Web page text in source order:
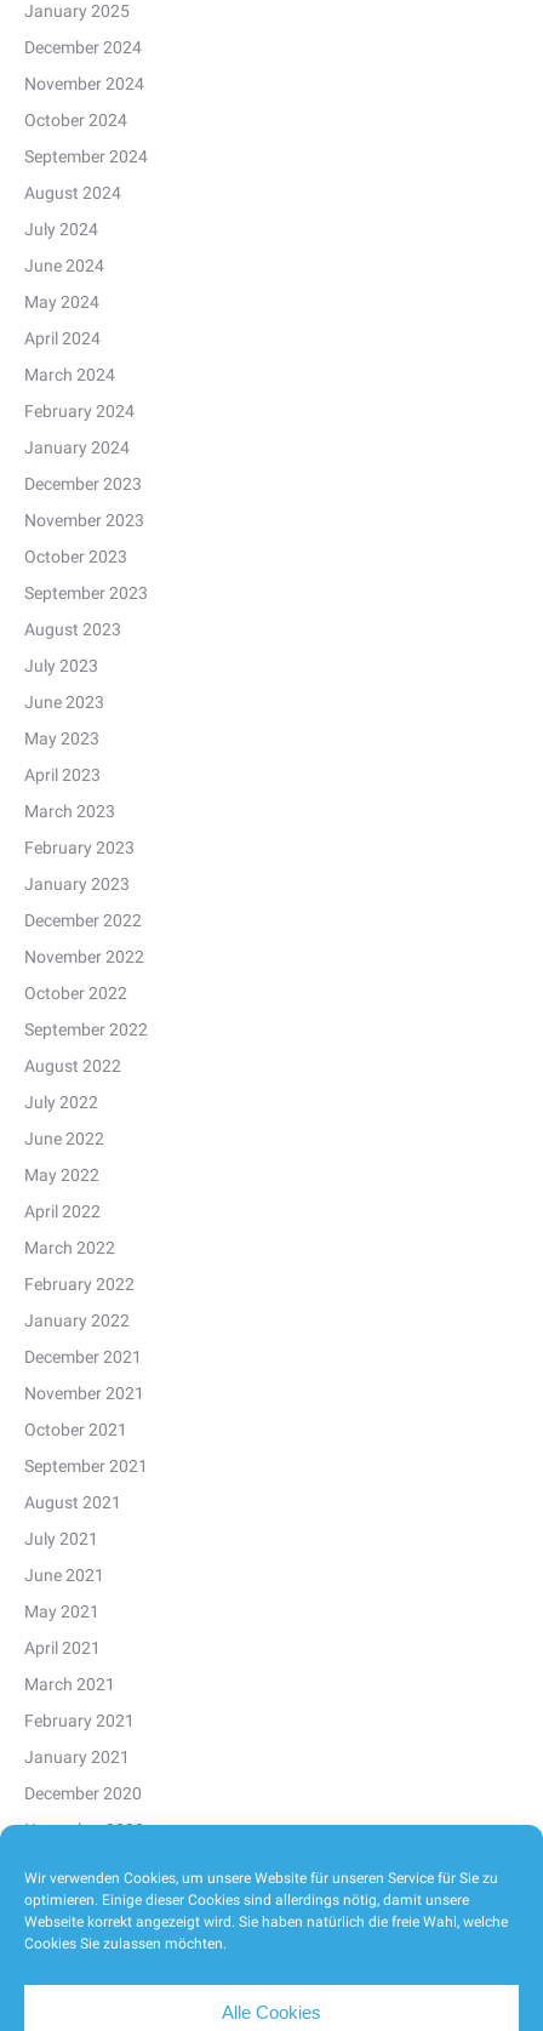
Wir verwenden Cookies, um unsere Website für unseren Service für Sie zu
optimieren. Einige dieser Cookies sind allerdings nötig, damit unsere
Webseite korrekt angezeigt wird. Sie haben natürlich die freie Wahl, welche
Cookies Sie zulassen möchten.
Alle Cookies
January 2025
December 2024
November 2024
October 2024
September 2024
August 2024
July 2024
June 2024
May 2024
April 2024
March 2024
February 2024
January 2024
December 2023
November 2023
October 2023
September 2023
August 2023
July 2023
June 2023
May 2023
April 2023
March 2023
February 2023
January 2023
December 2022
November 2022
October 2022
September 2022
August 2022
July 2022
June 2022
May 2022
April 2022
March 2022
February 2022
January 2022
December 2021
November 2021
October 2021
September 2021
August 2021
July 2021
June 2021
May 2021
April 2021
March 2021
February 2021
January 2021
December 2020
November 2020
September 2020
August 2020